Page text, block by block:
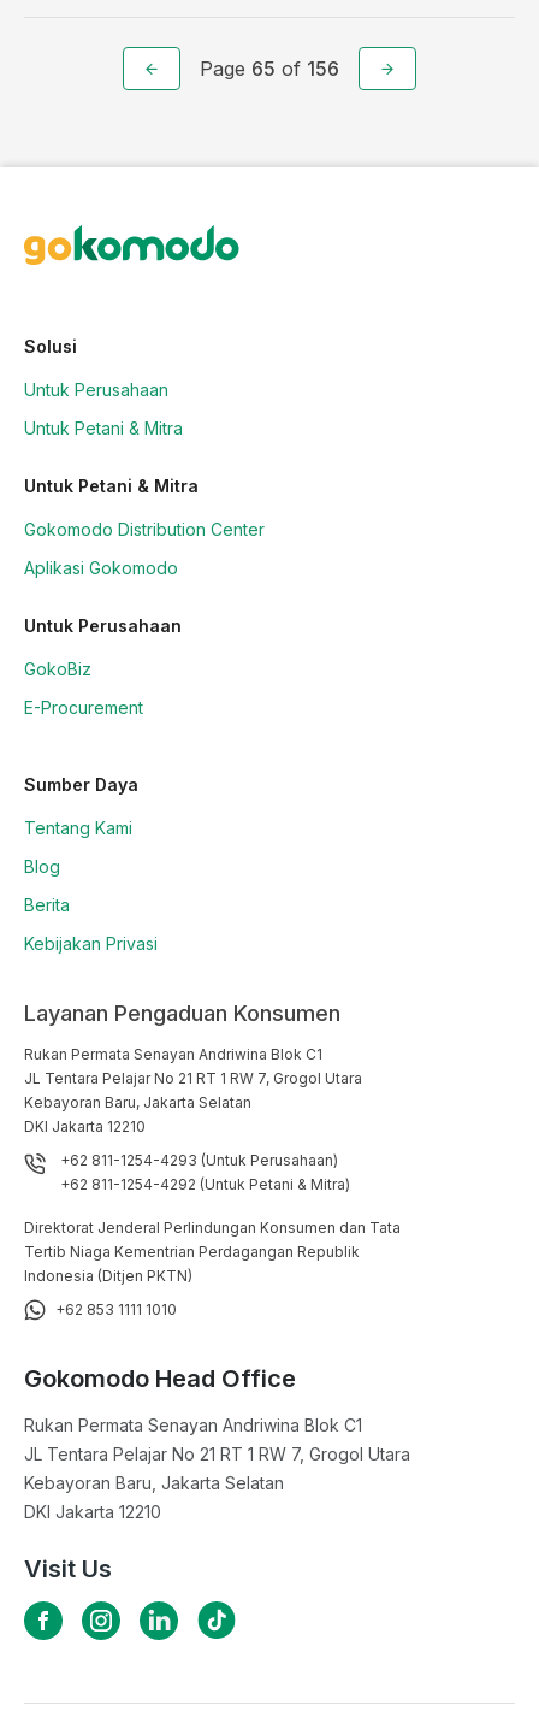
Page 65 of 156
Solusi
Untuk Perusahaan
Untuk Petani & Mitra
Untuk Petani & Mitra
Gokomodo Distribution Center
Aplikasi Gokomodo
Untuk Perusahaan
GokoBiz
E-Procurement
Sumber Daya
Tentang Kami
Blog
Berita
Kebijakan Privasi
Layanan Pengaduan Konsumen
Rukan Permata Senayan Andriwina Blok C1
JL Tentara Pelajar No 21 RT 1 RW 7, Grogol Utara
Kebayoran Baru, Jakarta Selatan
DKI Jakarta 12210
+62 811-1254-4293 (Untuk Perusahaan)
+62 811-1254-4292 (Untuk Petani & Mitra)
Direktorat Jenderal Perlindungan Konsumen dan Tata
Tertib Niaga Kementrian Perdagangan Republik
Indonesia (Ditjen PKTN)
+62 853 1111 1010
Gokomodo Head Office
Rukan Permata Senayan Andriwina Blok C1
JL Tentara Pelajar No 21 RT 1 RW 7, Grogol Utara
Kebayoran Baru, Jakarta Selatan
DKI Jakarta 12210
Visit Us